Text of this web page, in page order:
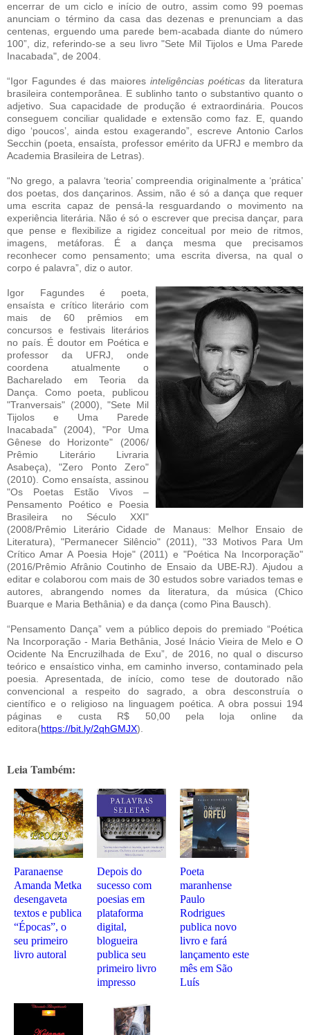
encerrar de um ciclo e início de outro, assim como 99 poemas
anunciam o término da casa das dezenas e prenunciam a das
centenas, erguendo uma parede bem-acabada diante do número
100”, diz, referindo-se a seu livro "Sete Mil Tijolos e Uma Parede
Inacabada", de 2004.
“Igor Fagundes é das maiores inteligências poéticasda literatura
brasileira contemporânea. E sublinho tanto o substantivo quanto o
adjetivo. Sua capacidade de produção é extraordinária. Poucos
conseguem conciliar qualidade e extensão como faz. E, quando
digo ‘poucos’, ainda estou exagerando”, escreve Antonio Carlos
Secchin (poeta, ensaísta, professor emérito da UFRJ e membro da
Academia Brasileira de Letras).
“No grego, a palavra ‘teoria’ compreendia originalmente a ‘prática’
dos poetas, dos dançarinos. Assim, não é só a dança que requer
uma escrita capaz de pensá-la resguardando o movimento na
experiência literária. Não é só o escrever que precisa dançar, para
que pense e flexibilize a rigidez conceitual por meio de ritmos,
imagens, metáforas. É a dança mesma que precisamos
reconhecer como pensamento; uma escrita diversa, na qual o
corpo é palavra”, diz o autor.
Igor Fagundes é poeta,
ensaísta e crítico literário com
mais de 60 prêmios em
concursos e festivais literários
no país. É doutor em Poética e
professor da UFRJ, onde
coordena atualmente o
Bacharelado em Teoria da
Dança. Como poeta, publicou
"Tranversais" (2000), "Sete Mil
Tijolos e Uma Parede
Inacabada" (2004), "Por Uma
Gênese do Horizonte" (2006/
Prêmio Literário Livraria
Asabeça), "Zero Ponto Zero"
(2010). Como ensaísta, assinou
"Os Poetas Estão Vivos –
Pensamento Poético e Poesia
Brasileira no Século XXI"
(2008/Prêmio Literário Cidade de Manaus: Melhor Ensaio de
Literatura), "Permanecer Silêncio" (2011), "33 Motivos Para Um
Crítico Amar A Poesia Hoje" (2011) e "Poética Na Incorporação"
(2016/Prêmio Afrânio Coutinho de Ensaio da UBE-RJ). Ajudou a
editar e colaborou com mais de 30 estudos sobre variados temas e
autores, abrangendo nomes da literatura, da música (Chico
Buarque e Maria Bethânia) e da dança (como Pina Bausch).
“Pensamento Dança” vem a público depois do premiado “Poética
Na Incorporação - Maria Bethânia, José Inácio Vieira de Melo e O
Ocidente Na Encruzilhada de Exu”, de 2016, no qual o discurso
teórico e ensaístico vinha, em caminho inverso, contaminado pela
poesia. Apresentada, de início, como tese de doutorado não
convencional a respeito do sagrado, a obra desconstruía o
científico e o religioso na linguagem poética. A obra possui 194
páginas e custa R$ 50,00 pela loja online da
editora(https://bit.ly/2qhGMJX).
Leia Também:
Paranaense
Amanda Metka
desengaveta
textos e publica
“Épocas”, o
seu primeiro
livro autoral
Depois do
sucesso com
poesias em
plataforma
digital,
blogueira
publica seu
primeiro livro
impresso
Poeta
maranhense
Paulo
Rodrigues
publica novo
livro e fará
lançamento este
mês em São
Luís